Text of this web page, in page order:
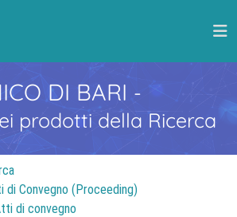
DI BARI -
prodotti della Ricerca
di Convegno (Proceeding)
di convegno